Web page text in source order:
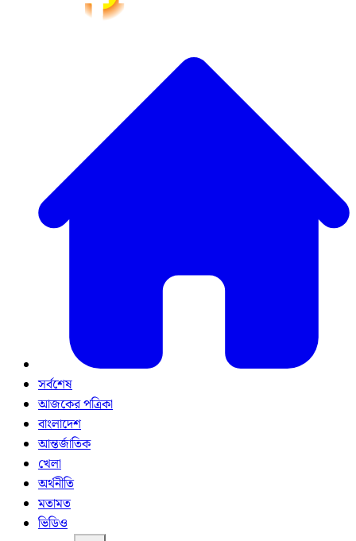
সর্বশেষ
আজকের পত্রিকা
বাংলাদেশ
আন্তর্জাতিক
খেলা
অর্থনীতি
মতামত
ভিডিও